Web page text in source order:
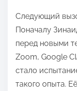
Следующий
Поначалу
перед новыми
Zoom, Google
стало
такого опыта.